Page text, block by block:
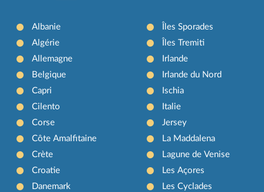
Albanie
Algérie
Allemagne
Belgique
Capri
Cilento
Corse
Côte Amalfitaine
Crète
Croatie
Danemark
Îles Sporades
Îles Tremiti
Irlande
Irlande du Nord
Ischia
Italie
Jersey
La Maddalena
Lagune de Venise
Les Açores
Les Cyclades